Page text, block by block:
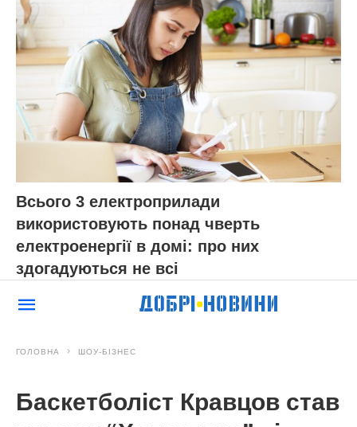
Всього 3 електроприлади
використовують понад чверть
електроенергії в домі: про них
здогадуються не всі